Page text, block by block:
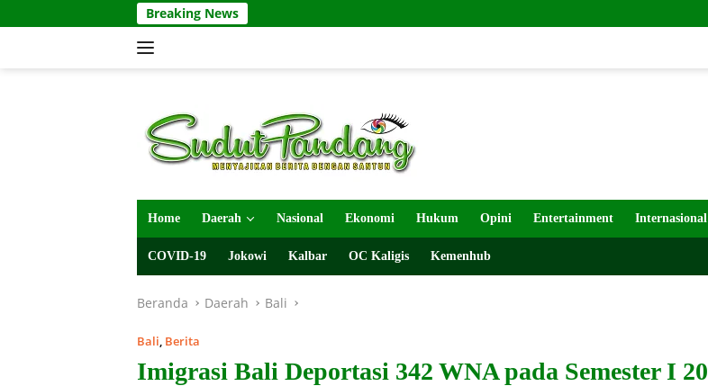
ke
Breaking News
Home Daerah Nasional Ekonomi Hukum Opini Entertainment Internasional
COVID-19 Jokowi Kalbar OC Kaligis Kemenhub
Beranda Daerah Bali
Bali, Berita
Imigrasi Bali Deportasi 342 WNA pada Semester I